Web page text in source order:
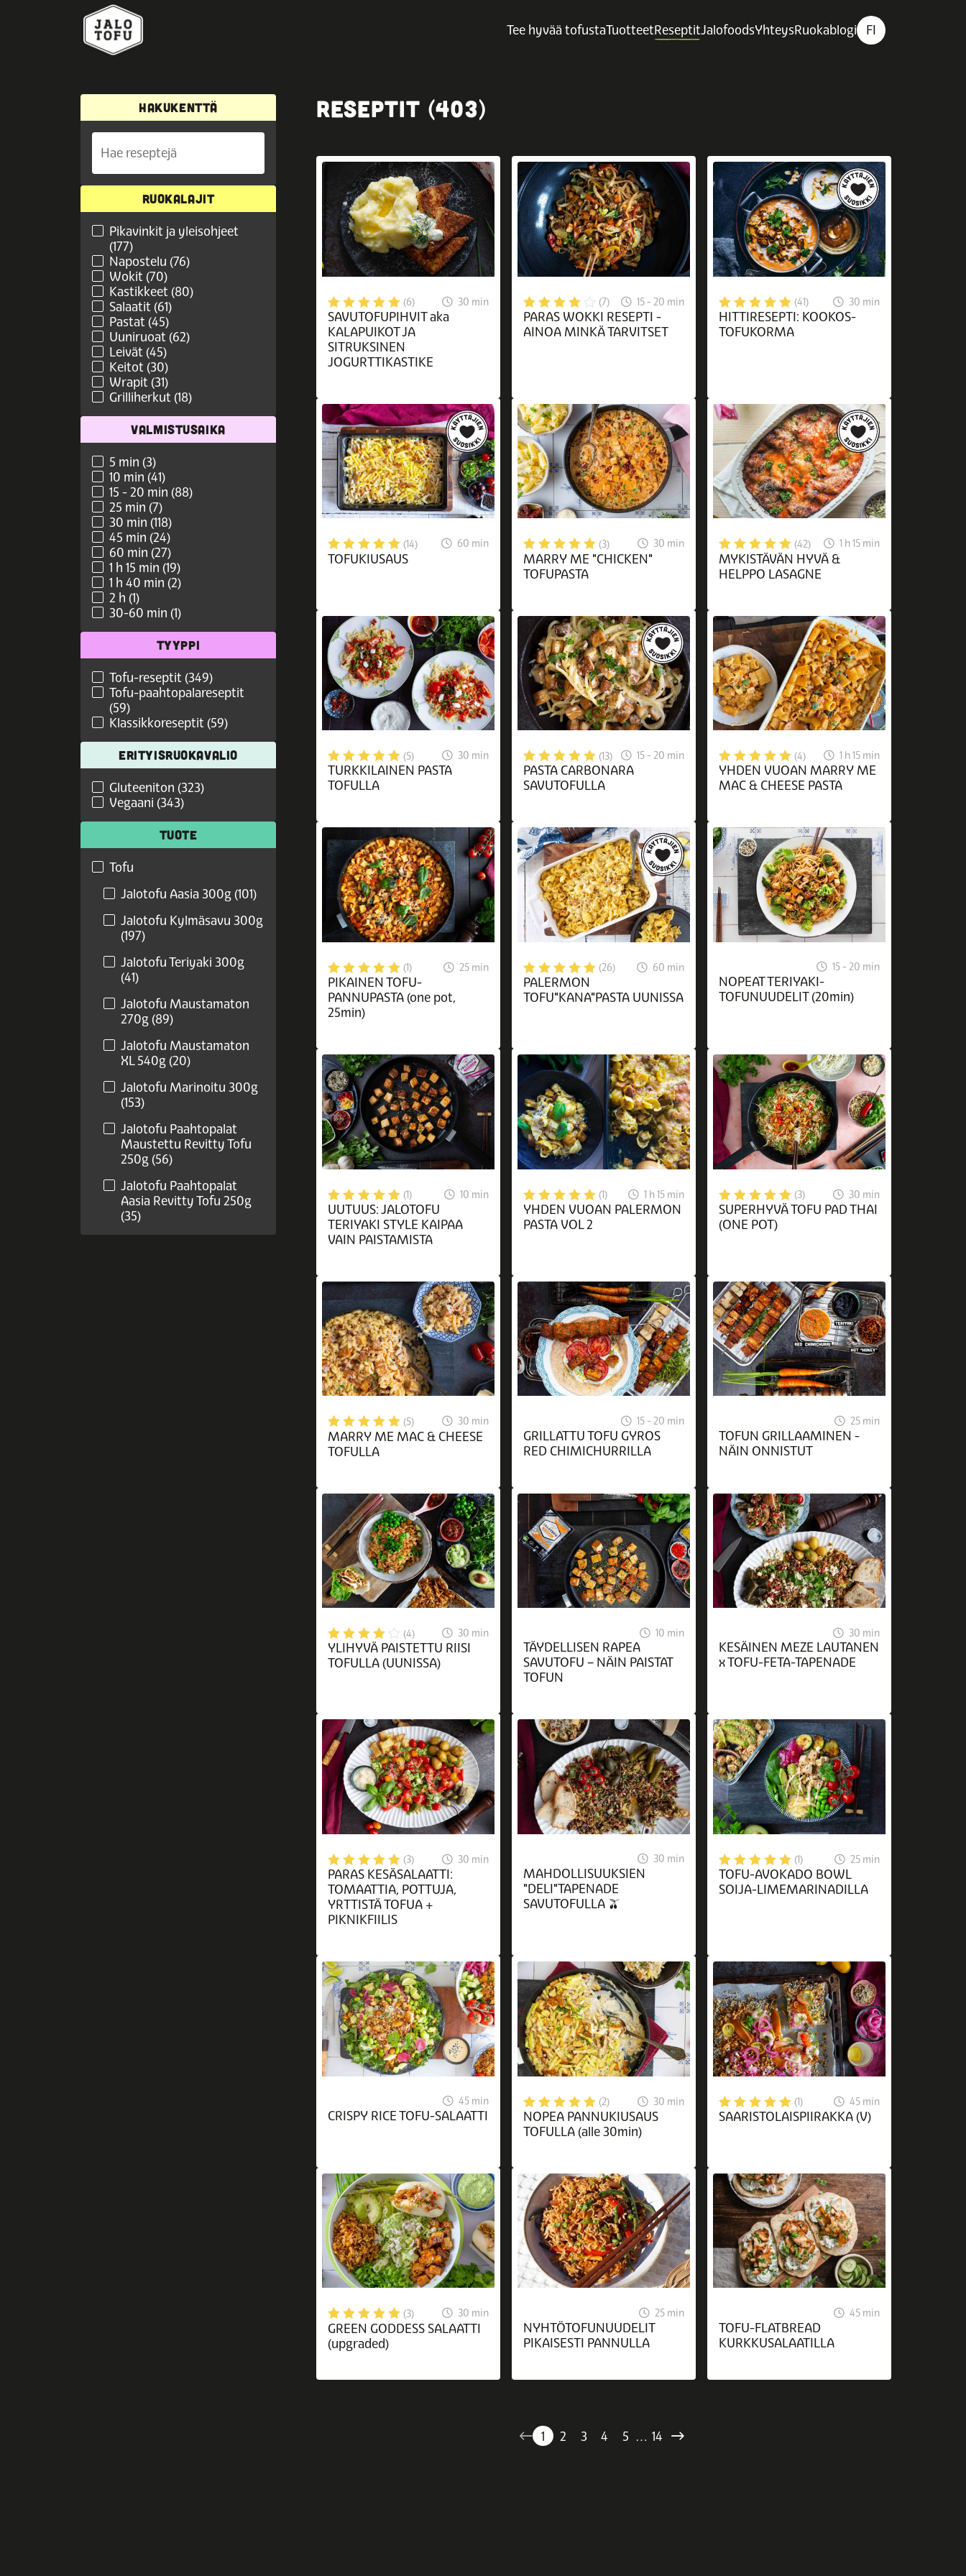
Tee hyvää tofustaTuotteetReseptitJalofoodsYhteysRuokablogi FI
HAKUKENTTÄ
RUOKALAJIT
Pikavinkit ja yleisohjeet
(177)
Napostelu (76)
Wokit (70)
Kastikkeet (80)
Salaatit (61)
Pastat (45)
Uuniruoat (62)
Leivät (45)
Keitot (30)
Wrapit (31)
Grilliherkut (18)
VALMISTUSAIKA
5 min (3)
10 min (41)
15 - 20 min (88)
25 min (7)
30 min (118)
45 min (24)
60 min (27)
1 h 15 min (19)
1 h 40 min (2)
2 h (1)
30-60 min (1)
TYYPPI
Tofu-reseptit (349)
Tofu-paahtopalareseptit
(59)
Klassikkoreseptit (59)
ERITYISRUOKAVALIO
Gluteeniton (323)
Vegaani (343)
TUOTE
Tofu
Jalotofu Aasia 300g (101)
Jalotofu Kylmäsavu 300g
(197)
Jalotofu Teriyaki 300g
(41)
Jalotofu Maustamaton
270g (89)
Jalotofu Maustamaton
XL 540g (20)
Jalotofu Marinoitu 300g
(153)
Jalotofu Paahtopalat
Maustettu Revitty Tofu
250g (56)
Jalotofu Paahtopalat
Aasia Revitty Tofu 250g
(35)
RESEPTIT (403)
(6) 30 min
SAVUTOFUPIHVIT aka
KALAPUIKOT JA
SITRUKSINEN
JOGURTTIKASTIKE
(7) 15 - 20 min
PARAS WOKKI RESEPTI -
AINOA MINKÄ TARVITSET
(41) 30 min
HITTIRESEPTI: KOOKOS-
TOFUKORMA
(14) 60 min
TOFUKIUSAUS
(3) 30 min
MARRY ME "CHICKEN"
TOFUPASTA
(42) 1 h 15 min
MYKISTÄVÄN HYVÄ &
HELPPO LASAGNE
(5) 30 min
TURKKILAINEN PASTA
TOFULLA
(13) 15 - 20 min
PASTA CARBONARA
SAVUTOFULLA
(4) 1 h 15 min
YHDEN VUOAN MARRY ME
MAC & CHEESE PASTA
(1) 25 min
PIKAINEN TOFU-
PANNUPASTA (one pot,
25min)
(26) 60 min
PALERMON
TOFU"KANA"PASTA UUNISSA
15 - 20 min
NOPEAT TERIYAKI-
TOFUNUUDELIT (20min)
(1) 10 min
UUTUUS: JALOTOFU
TERIYAKI STYLE KAIPAA
VAIN PAISTAMISTA
(1) 1 h 15 min
YHDEN VUOAN PALERMON
PASTA VOL 2
(3) 30 min
SUPERHYVÄ TOFU PAD THAI
(ONE POT)
(5) 30 min
MARRY ME MAC & CHEESE
TOFULLA
15 - 20 min
GRILLATTU TOFU GYROS
RED CHIMICHURRILLA
25 min
TOFUN GRILLAAMINEN -
NÄIN ONNISTUT
(4) 30 min
YLIHYVÄ PAISTETTU RIISI
TOFULLA (UUNISSA)
10 min
TÄYDELLISEN RAPEA
SAVUTOFU – NÄIN PAISTAT
TOFUN
30 min
KESÄINEN MEZE LAUTANEN
x TOFU-FETA-TAPENADE
(3) 30 min
PARAS KESÄSALAATTI:
TOMAATTIA, POTTUJA,
YRTTISTÄ TOFUA +
PIKNIKFIILIS
30 min
MAHDOLLISUUKSIEN
"DELI"TAPENADE
SAVUTOFULLA 🫒
(1) 25 min
TOFU-AVOKADO BOWL
SOIJA-LIMEMARINADILLA
45 min
CRISPY RICE TOFU-SALAATTI
(2) 30 min
NOPEA PANNUKIUSAUS
TOFULLA (alle 30min)
(1) 45 min
SAARISTOLAISPIIRAKKA (V)
(3) 30 min
GREEN GODDESS SALAATTI
(upgraded)
25 min
NYHTÖTOFUNUUDELIT
PIKAISESTI PANNULLA
45 min
TOFU-FLATBREAD
KURKKUSALAATILLA
1 2 3 4 5 … 14